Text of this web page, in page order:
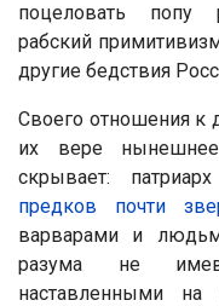
поцеловать попу
рабский
другие бедствия
Своего отношения к
их вере
скрывает:
предков почти
варварами и
разума не
наставленными на